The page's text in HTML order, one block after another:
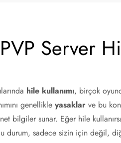
Server
hile kullanımı, birçok
genellikleyasaklar ve bu
bilgiler sunar. Eğer hile
durum, sadece sizin için değil,